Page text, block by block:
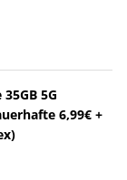
5G
6,99€ +